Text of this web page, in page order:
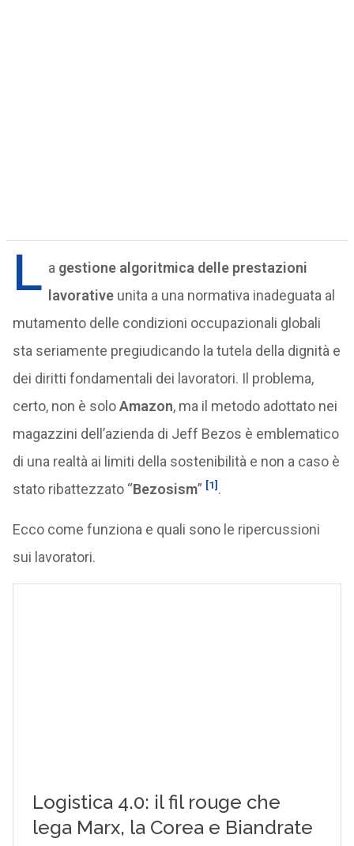
L a gestione algoritmica delle prestazioni
lavorativeunita a una normativa inadeguata al
mutamento delle condizioni occupazionali globali
sta seriamente pregiudicando la tutela della dignità e
dei diritti fondamentali dei lavoratori. Il problema,
certo, non è soloAmazon, ma il metodo adottato nei
magazzini dell’azienda di Jeff Bezos è emblematico
di una realtà ai limiti della sostenibilità e non a caso è
stato ribattezzato “Bezosism” [1] .
Ecco come funziona e quali sono le ripercussioni
sui lavoratori.